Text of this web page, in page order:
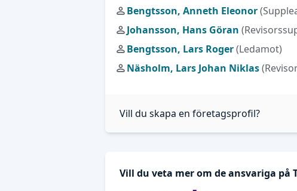
Bengtsson, Anneth Eleonor
Johansson, Hans Göran
Bengtsson, Lars Roger(Ledamot)
Näsholm, Lars Johan Niklas
Vill du skapa en företagsprofil?
Vill du veta mer om de ansvariga på